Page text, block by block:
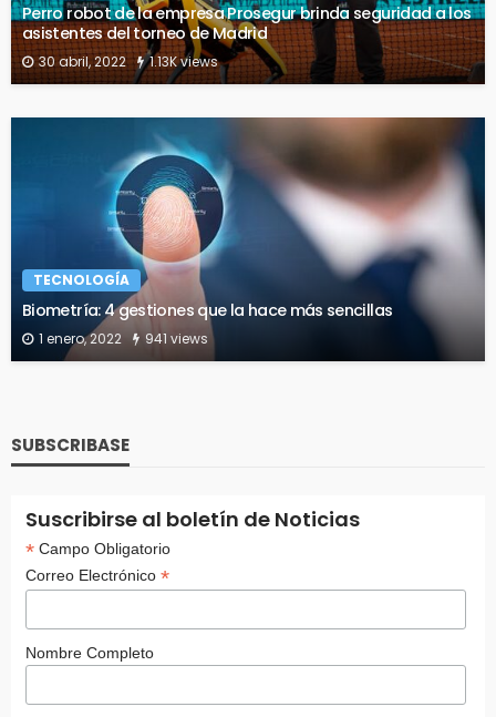
Perro robot de la empresa Prosegur brinda seguridad a los
asistentes del torneo de Madrid
30 abril, 2022 1.13K views
TECNOLOGÍA
Biometría: 4 gestiones que la hace más sencillas
1 enero, 2022 941 views
SUBSCRIBASE
Suscribirse al boletín de Noticias
*Campo Obligatorio
Correo Electrónico *
Nombre Completo